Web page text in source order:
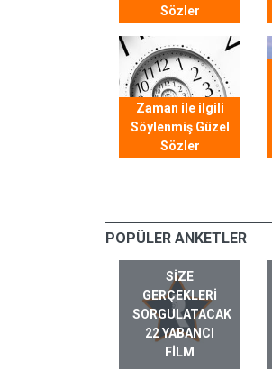
Sözler
Zaman ile ilgili
Söylenmiş Güzel
Sözler
POPÜLER ANKETLER
SIZE
GERÇEKLERI
SORGULATACAK
22 YABANCI
FILM